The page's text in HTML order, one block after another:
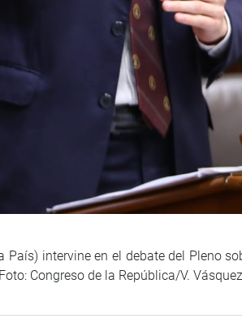
País) intervine en el debate del Pleno
Congreso de la República/V.